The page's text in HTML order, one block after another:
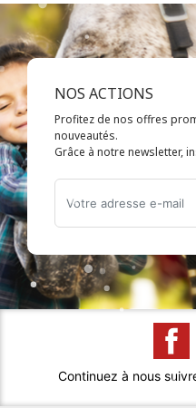
NOS ACTIONS
Profitez de nos offres
nouveautés.
Grâce à notre newsletter,
Continuez à nous